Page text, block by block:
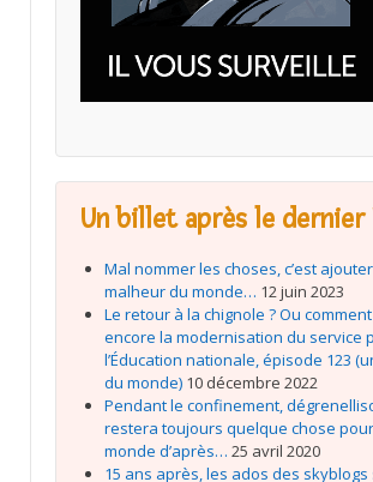
Un billet après le dernier
Mal nommer les choses, c’est
malheur du monde… 12 juin 2023
Le retour à la chignole ? Ou
encore la modernisation du service
l’Éducation nationale, épisode 123
du monde) 10 décembre 2022
Pendant le confinement,
restera toujours quelque chose
monde d’après… 25 avril 2020
15 ans après, les ados des skyblogs